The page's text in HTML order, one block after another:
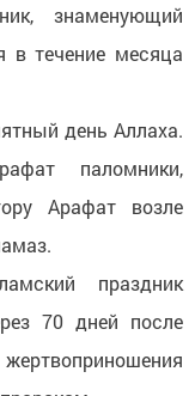
знаменующий
в течение месяца
день Аллаха.
паломники,
Арафат возле
праздник
70 дней после